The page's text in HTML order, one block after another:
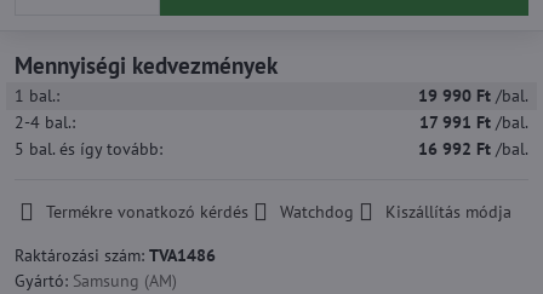
Mennyiségi kedvezmények
1 bal.: 19 990 Ft /bal.
2-4 bal.: 17 991 Ft /bal.
5 bal. és így tovább: 16 992 Ft /bal.
Termékre vonatkozó kérdés Watchdog
Kiszállítás módja
Raktározási szám: TVA1486
Gyártó: Samsung (AM)